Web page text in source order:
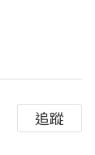
追蹤